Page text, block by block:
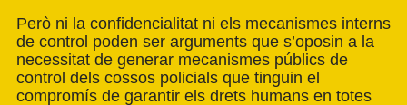
Però ni la confidencialitat ni els mecanismes interns
de control poden ser arguments que s’oposin a la
necessitat de generar mecanismes públics de
control dels cossos policials que tinguin el
compromís de garantir els drets humans en totes